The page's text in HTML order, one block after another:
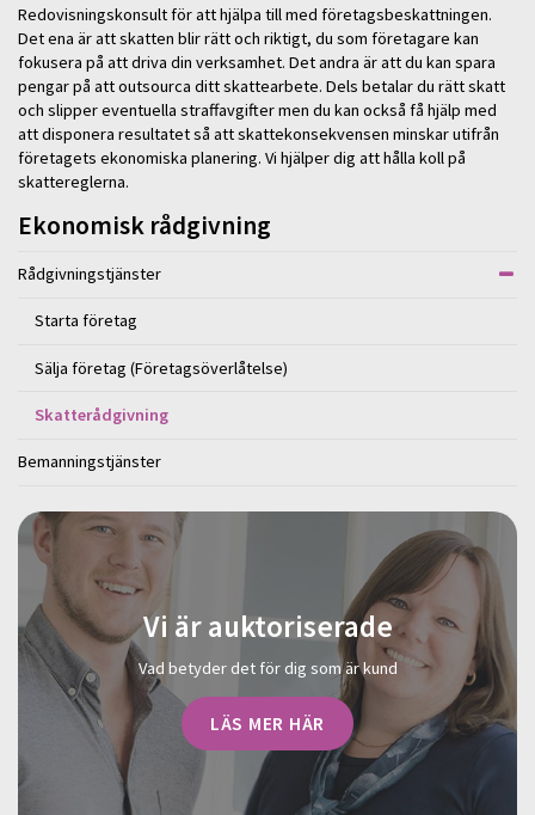
Redovisningskonsult för att hjälpa till med företagsbeskattningen.
Det ena är att skatten blir rätt och riktigt, du som företagare kan
fokusera på att driva din verksamhet. Det andra är att du kan spara
pengar på att outsourca ditt skattearbete. Dels betalar du rätt skatt
och slipper eventuella straffavgifter men du kan också få hjälp med
att disponera resultatet så att skattekonsekvensen minskar utifrån
företagets ekonomiska planering. Vi hjälper dig att hålla koll på
skattereglerna.
Ekonomisk rådgivning
Rådgivningstjänster
Starta företag
Sälja företag (Företagsöverlåtelse)
Skatterådgivning
Bemanningstjänster
Vi är auktoriserade
Vad betyder det för dig som är kund
LÄS MER HÄR